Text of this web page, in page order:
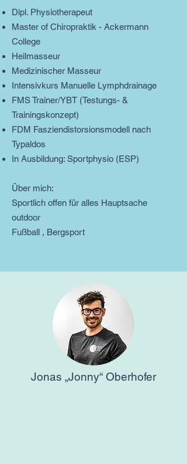
Dipl. Physiotherapeut
Master of Chiropraktik - Ackermann
College
Heilmasseur
Medizinischer Masseur
Intensivkurs Manuelle Lymphdrainage
FMS Trainer/YBT (Testungs- &
Trainingskonzept)
FDM Fasziendistorsionsmodell nach
Typaldos
In Ausbildung: Sportphysio (ESP)
Über mich:​
Sportlich offen für alles Hauptsache
outdoor
Fußball , Bergsport
Jonas „Jonny“ Oberhofer